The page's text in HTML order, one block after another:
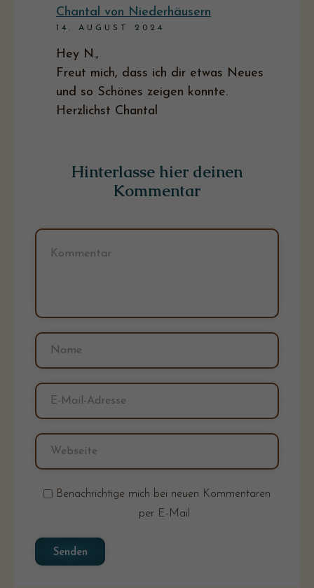
Chantal von Niederhäusern
14. AUGUST 2024
Hey N.,
Freut mich, dass ich dir etwas Neues
und so Schönes zeigen konnte.
Herzlichst Chantal
Hinterlasse hier deinen
Kommentar
Benachrichtige mich bei neuen Kommentaren
per E-Mail
Senden